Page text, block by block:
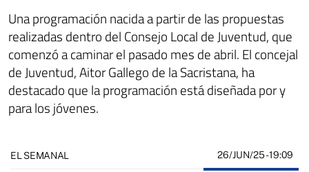
Una programación nacida a partir de las propuestas
realizadas dentro del Consejo Local de Juventud, que
comenzó a caminar el pasado mes de abril. El concejal
de Juventud, Aitor Gallego de la Sacristana, ha
destacado que la programación está diseñada por y
para los jóvenes.
EL SEMANAL 26/JUN/25- 19:09